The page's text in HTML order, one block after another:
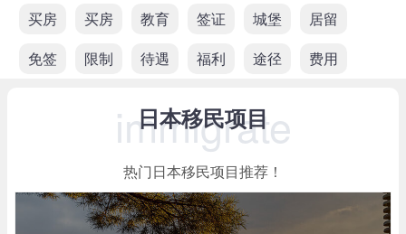
买房
买房 教育 签证 城堡
居留
免签
限制 待遇 福利 途径 费用
日本移民项目
immigrate
热门日本移民项目推荐！